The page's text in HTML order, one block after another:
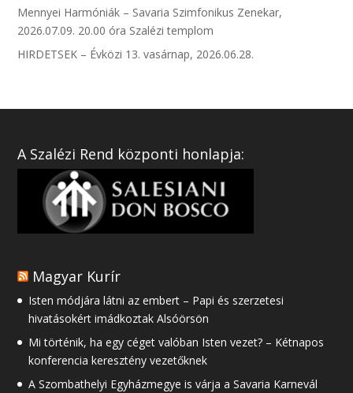
Mennyei Harmóniák – Savaria Szimfonikus Zenekar,
2026.07.09. 20.00 óra Szalézi templom
HIRDETSEK – Évközi 13. vasárnap, 2026.06.28.
A Szalézi Rend központi honlapja:
Magyar Kurír
Isten módjára látni az embert – Papi és szerzetesi
hivatásokért imádkoztak Alsóörsön
Mi történik, ha egy céget valóban Isten vezet? – Kétnapos
konferencia keresztény vezetőknek
A Szombathelyi Egyházmegye is várja a Savaria Karnevál